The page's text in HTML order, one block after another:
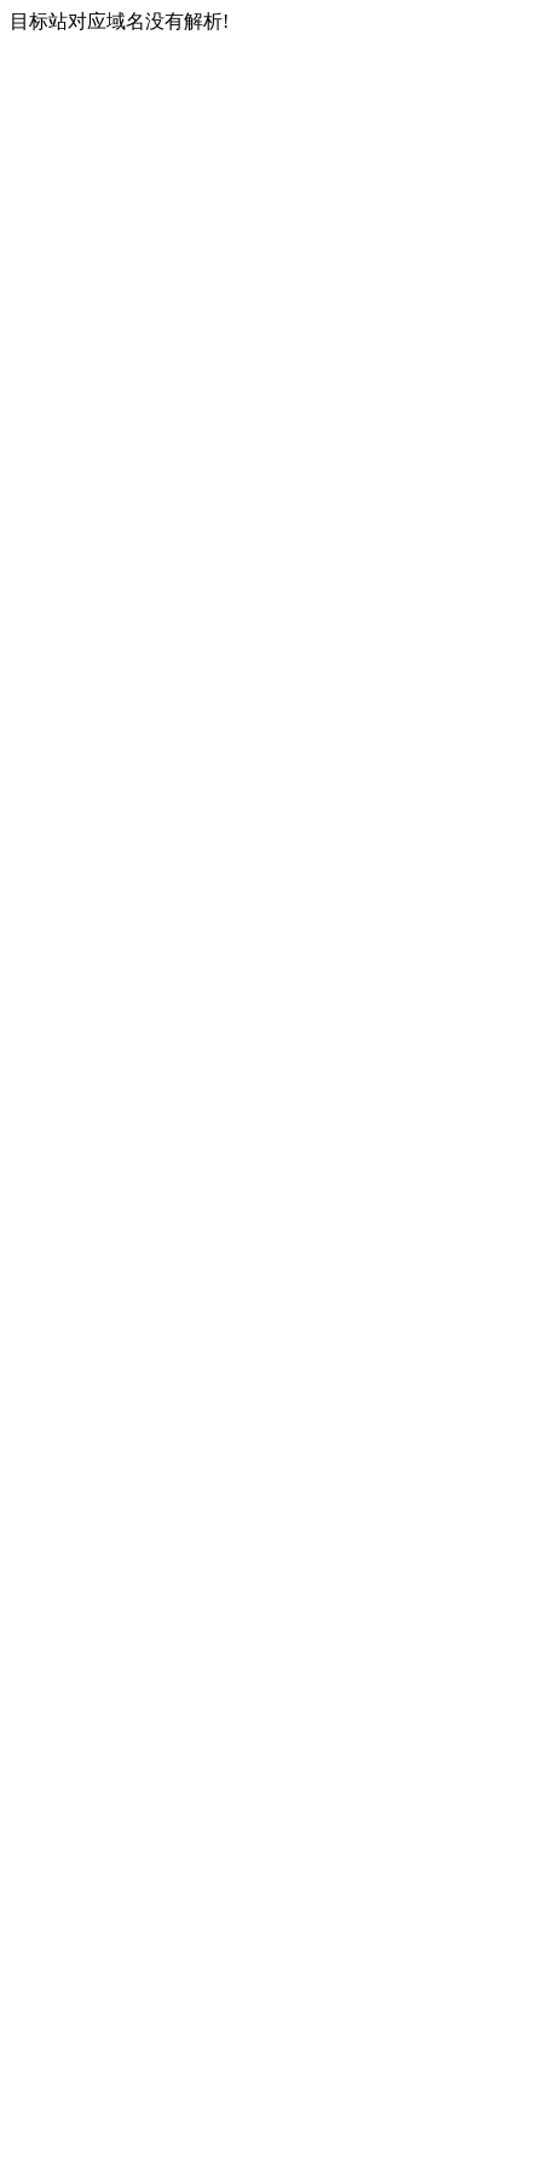
目标站对应域名没有解析!